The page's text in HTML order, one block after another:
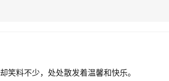
笑料不少，处处散发着温馨和快乐。